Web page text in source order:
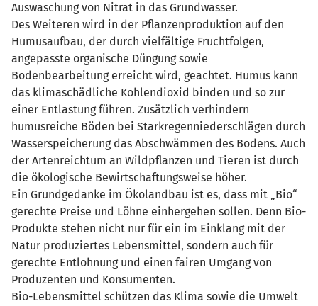
Auswaschung von Nitrat in das Grundwasser.
Des Weiteren wird in der Pflanzenproduktion auf den
Humusaufbau, der durch vielfältige Fruchtfolgen,
angepasste organische Düngung sowie
Bodenbearbeitung erreicht wird, geachtet. Humus kann
das klimaschädliche Kohlendioxid binden und so zur
einer Entlastung führen. Zusätzlich verhindern
humusreiche Böden bei Starkregenniederschlägen durch
Wasserspeicherung das Abschwämmen des Bodens. Auch
der Artenreichtum an Wildpflanzen und Tieren ist durch
die ökologische Bewirtschaftungsweise höher.
Ein Grundgedanke im Ökolandbau ist es, dass mit „Bio“
gerechte Preise und Löhne einhergehen sollen. Denn Bio-
Produkte stehen nicht nur für ein im Einklang mit der
Natur produziertes Lebensmittel, sondern auch für
gerechte Entlohnung und einen fairen Umgang von
Produzenten und Konsumenten.
Bio-Lebensmittel schützen das Klima sowie die Umwelt